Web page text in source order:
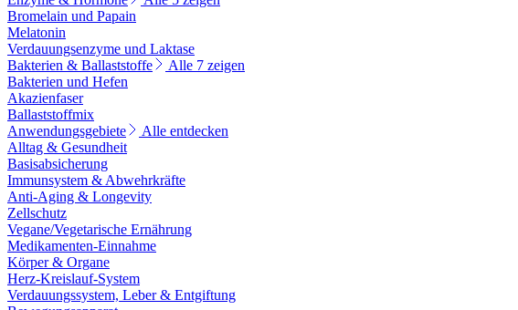
Bromelain und Papain
Melatonin
Verdauungsenzyme und Laktase
Bakterien & Ballaststoffe
Alle 7 zeigen
Bakterien und Hefen
Akazienfaser
Ballaststoffmix
Anwendungsgebiete
Alle entdecken
Alltag & Gesundheit
Basisabsicherung
Immunsystem & Abwehrkräfte
Anti-Aging & Longevity
Zellschutz
Vegane/Vegetarische Ernährung
Medikamenten-Einnahme
Körper & Organe
Herz-Kreislauf-System
Verdauungssystem, Leber & Entgiftung